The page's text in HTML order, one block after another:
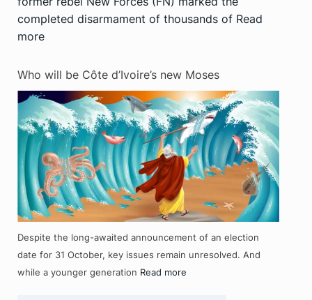
completed disarmament of thousands of Read
more
Who will be Côte d’Ivoire’s new Moses
Despite the long-awaited announcement of an election
date for 31 October, key issues remain unresolved. And
while a younger generation Read more